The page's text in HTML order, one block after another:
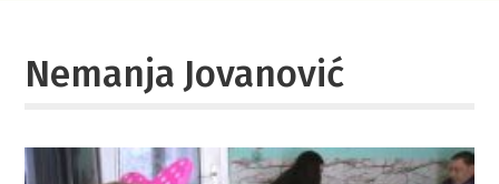
Nemanja Jovanović